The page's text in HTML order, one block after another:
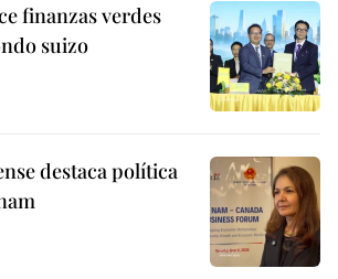
finanzas verdes
suizo
destaca política